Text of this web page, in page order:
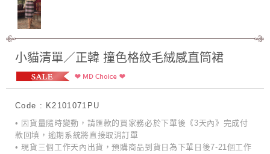
小貓清單／正韓 撞色格紋毛絨感直筒裙
Code : K2101071PU
• 因貨量隨時變動，請匯款的買家務必於下單後《3天內》完成付
款回填，逾期系統將直接取消訂單
• 現貨三個工作天內出貨，預購商品到貨日為下單日後7-21個工作